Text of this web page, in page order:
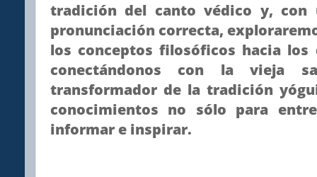
tradición del canto védico y, con
pronunciación correcta,
los conceptos filosóficos hacia
conectándonos con la vieja
transformador de la tradición
conocimientos no sólo para
informar e inspirar.